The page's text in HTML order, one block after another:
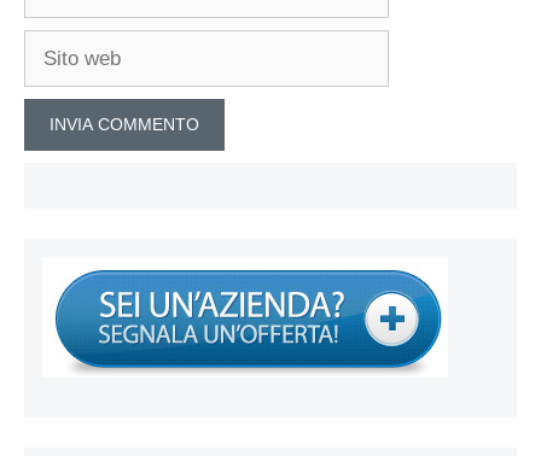
Sito